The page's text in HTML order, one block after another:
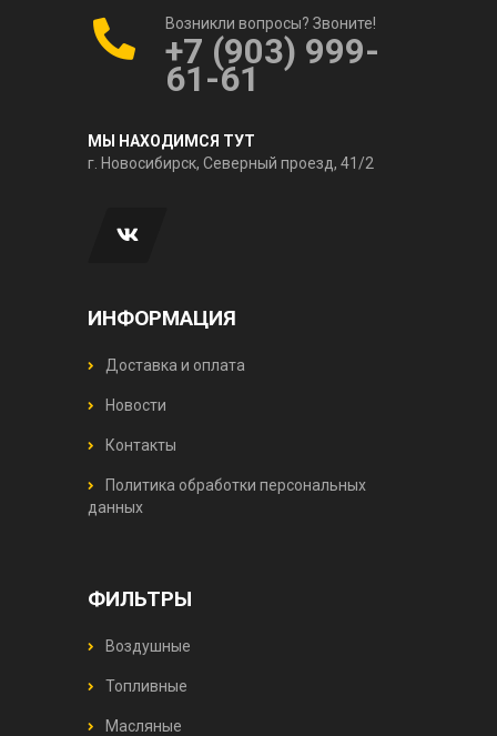
Возникли вопросы? Звоните!
+7 (903) 999-
61-61
МЫ НАХОДИМСЯ ТУТ
г. Новосибирск, Северный проезд, 41/2
ИНФОРМАЦИЯ
Доставка и оплата
Новости
Контакты
Политика обработки персональных
данных
ФИЛЬТРЫ
Воздушные
Топливные
Масляные